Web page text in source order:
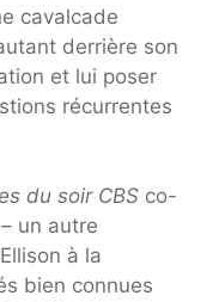
cavalcade
derrière son
et lui poser
récurrentes
du soir CBS co-
un autre
à la
bien connues